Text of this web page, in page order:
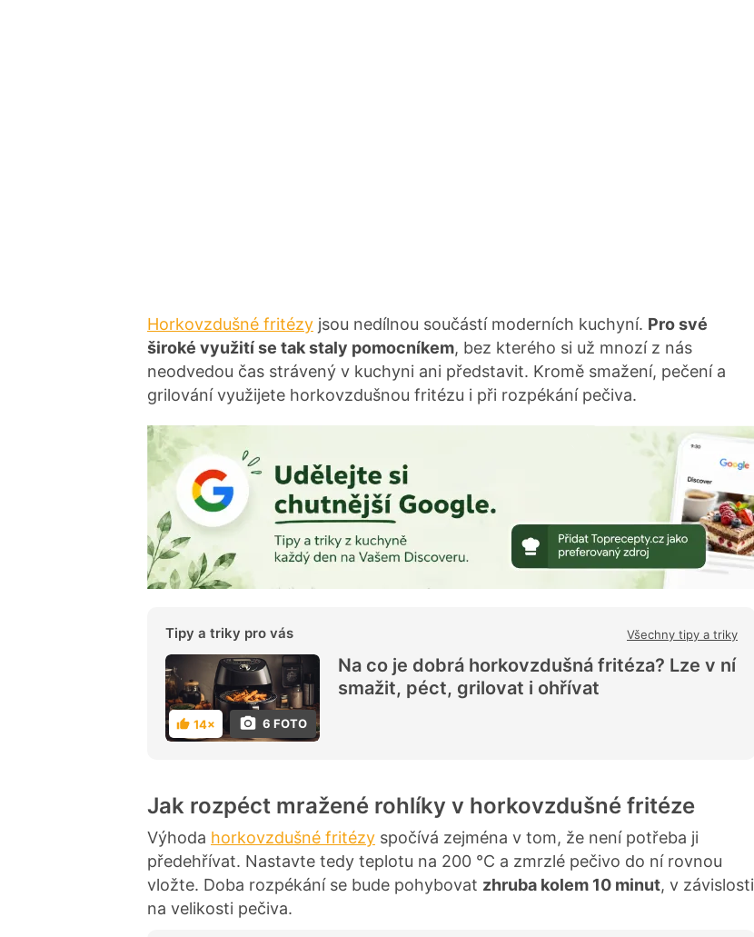
Horkovzdušné fritézy jsou nedílnou součástí moderních kuchyní. Pro své
široké využití se tak staly pomocníkem, bez kterého si už mnozí z nás
neodvedou čas strávený v kuchyni ani představit. Kromě smažení, pečení a
grilování využijete horkovzdušnou fritézu i při rozpékání pečiva.
Tipy a triky pro vás Všechny tipy a triky
6 FOTO
H
o
e
n
14×
Na co je dobrá horkovzdušná fritéza? Lze v ní
smažit, péct, grilovat i ohřívat
Jak rozpéct mražené rohlíky v horkovzdušné fritéze
Výhoda horkovzdušné fritézy spočívá zejména v tom, že není potřeba ji
předehřívat. Nastavte tedy teplotu na 200 °C a zmrzlé pečivo do ní rovnou
vložte. Doba rozpékání se bude pohybovat zhruba kolem 10 minut, v závislosti
na velikosti pečiva.